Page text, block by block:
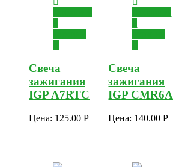
Свеча
зажигания
IGP A7RTC
Цена: 125.00 Р
Свеча
зажигания
IGP CMR6A
Цена: 140.00Р